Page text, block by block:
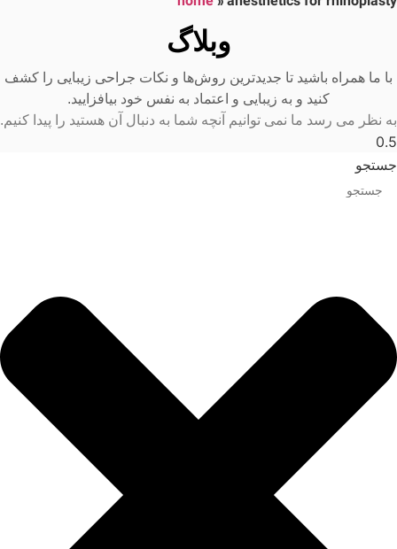
وبلاگ
با ما همراه باشید تا جدیدترین روش‌ها و نکات جراحی زیبایی را کشف
کنید و به زیبایی و اعتماد به نفس خود بیافزایید.
به نظر می رسد ما نمی توانیم آنچه شما به دنبال آن هستید را پیدا کنیم.
جستجو